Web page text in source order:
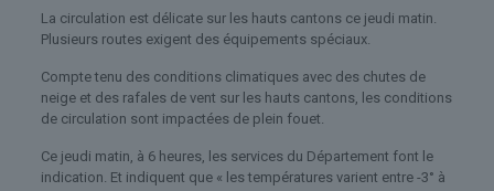
La circulation est délicate sur les hauts cantons ce jeudi matin.
Plusieurs routes exigent des équipements spéciaux.
Compte tenu des conditions climatiques avec des chutes de
neige et des rafales de vent sur les hauts cantons, les conditions
de circulation sont impactées de plein fouet.
Ce jeudi matin, à 6 heures, les services du Département font le
indication. Et indiquent que « les températures varient entre -3° à